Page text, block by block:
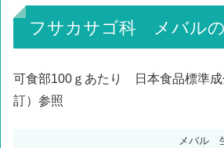
フサカサゴ科 メバル
可食部100ｇあたり 日本食品標準
訂）参照
メバル